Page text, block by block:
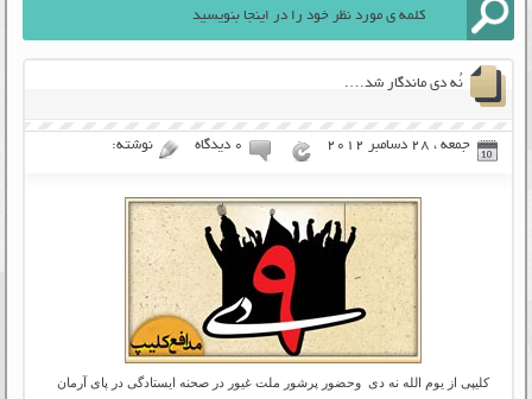
نُه دی ماندگار شد….
جمعه ، 28 دسامبر 2012 ۰ دیدگاه نوشته:
کلیپی از یوم الله نه دی وحضور پرشور ملت غیور در صحنه ایستادگی در پای آرمان